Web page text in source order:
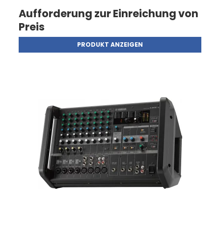
Aufforderung zur Einreichung von
Preis
PRODUKT ANZEIGEN